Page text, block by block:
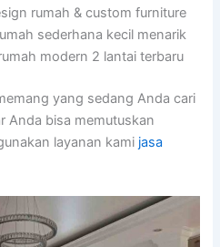
rumah & custom furniture
sederhana kecil menarik
modern 2 lantai terbaru
yang sedang Anda cari
Anda bisa memutuskan
layanan kami jasa